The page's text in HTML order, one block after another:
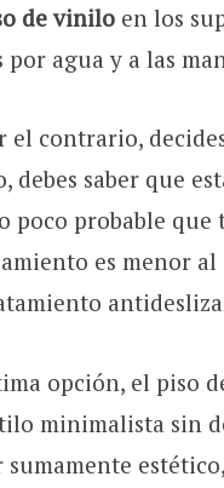
de viniloen los
por agua y a las
el contrario,
debes saber que
poco probable
es menor
opción, el piso
minimalista sin
sumamente